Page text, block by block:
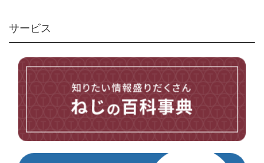
アンカー・プラグ
ユニファイねじ
その他ねじ
サービス